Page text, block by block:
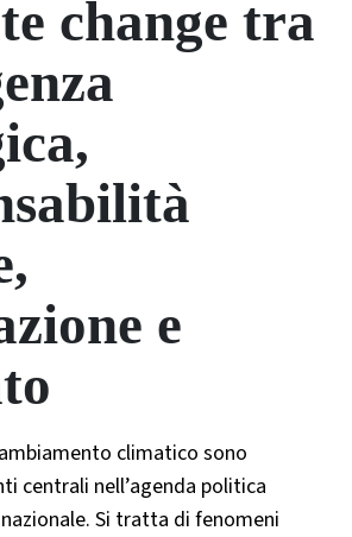
change tra
e
climatico sono
centrali nell’agenda politica
Si tratta di fenomeni